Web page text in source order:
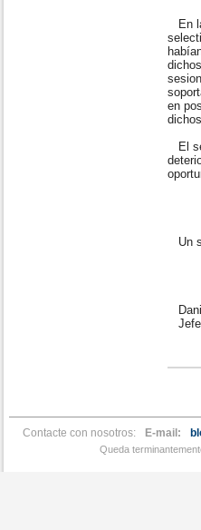
En
en
El
Un
Jefe
Contacte con nosotros: E-mail:
Queda